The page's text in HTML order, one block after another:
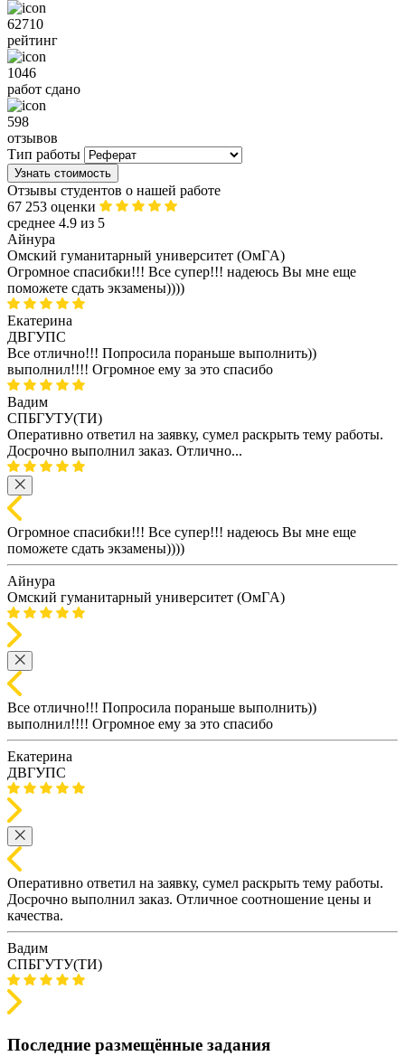
62710
рейтинг
1046
работ сдано
598
отзывов
Тип работы
Узнать стоимость
Отзывы студентов о нашей работе
67 253 оценки
среднее 4.9 из 5
Айнура
Омский гуманитарный университет (ОмГA)
Огромное спасибки!!! Все супер!!! надеюсь Вы мне еще
поможете сдать экзамены))))
Екатерина
ДВГУПС
Все отлично!!! Попросила пораньше выполнить))
выполнил!!!! Огромное ему за это спасибо
Вадим
СПБГУТУ(ТИ)
Оперативно ответил на заявку, сумел раскрыть тему работы.
Досрочно выполнил заказ. Отлично...
Огромное спасибки!!! Все супер!!! надеюсь Вы мне еще
поможете сдать экзамены))))
Айнура
Омский гуманитарный университет (ОмГA)
Все отлично!!! Попросила пораньше выполнить))
выполнил!!!! Огромное ему за это спасибо
Екатерина
ДВГУПС
Оперативно ответил на заявку, сумел раскрыть тему работы.
Досрочно выполнил заказ. Отличное соотношение цены и
качества.
Вадим
СПБГУТУ(ТИ)
Последние размещённые задания